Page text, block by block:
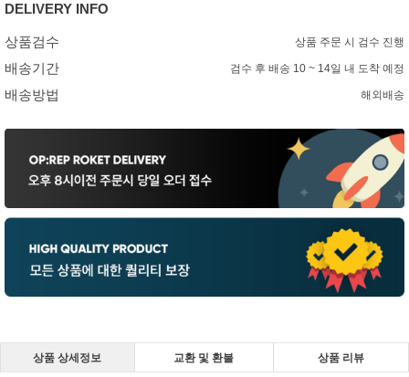
DELIVERY INFO
상품검수 상품 주문 시 검수 진행
배송기간 검수 후 배송 10 ~ 14일 내 도착 예정
배송방법 해외배송
상품 상세정보 교환 및 환불 상품 리뷰